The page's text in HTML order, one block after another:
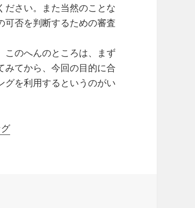
ださい。また当然のことな
可否を判断するための審査
このへんのところは、まず
みてから、今回の目的に合
グを利用するというのがい